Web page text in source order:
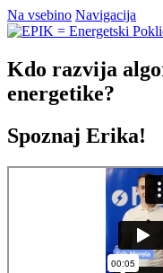
Na vsebino Navigacija
Kdo razvija
energetike?
Spoznaj Erika!